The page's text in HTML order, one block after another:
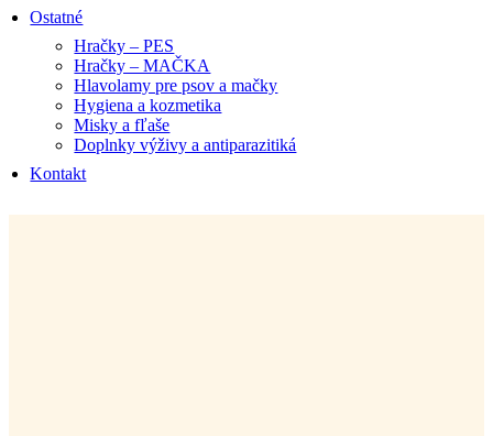
Ostatné
Hračky – PES
Hračky – MAČKA
Hlavolamy pre psov a mačky
Hygiena a kozmetika
Misky a fľaše
Doplnky výživy a antiparazitiká
Kontakt